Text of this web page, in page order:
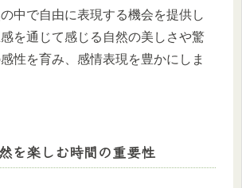
中で自由に表現する機会を提供し
を通じて感じる自然の美しさや驚
性を育み、感情表現を豊かにしま
を楽しむ時間の重要性